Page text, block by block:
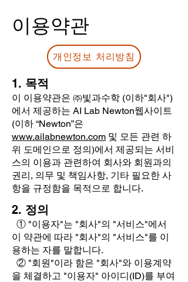
이용약관
개인정보 처리방침
1. 목적
이 이용약관은 ㈜빛과수학 (이하"회사")
에서 제공하는 AI Lab Newton웹사이트
(이하 “Newton”은
www.ailabnewton.com 및 모든 관련 하
위 도메인으로 정의)에서 제공되는 서비
스의 이용과 관련하여 회사와 회원과의
권리, 의무 및 책임사항, 기타 필요한 사
항을 규정함을 목적으로 합니다.
2. 정의
① "이용자"는 "회사"의 "서비스"에서
이 약관에 따라 "회사"의 "서비스"를 이
용하는 자를 말합니다.
② "회원"이라 함은 "회사"와 이용계약
을 체결하고 "이용자" 아이디(ID)를 부여